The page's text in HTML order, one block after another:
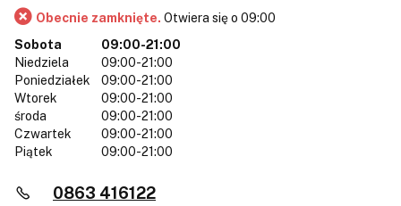
Obecnie zamknięte. Otwiera się o 09:00
Sobota
09:00-21:00
Niedziela
09:00-21:00
Poniedziałek
09:00-21:00
Wtorek
09:00-21:00
środa
09:00-21:00
Czwartek
09:00-21:00
Piątek
09:00-21:00
0863 416122